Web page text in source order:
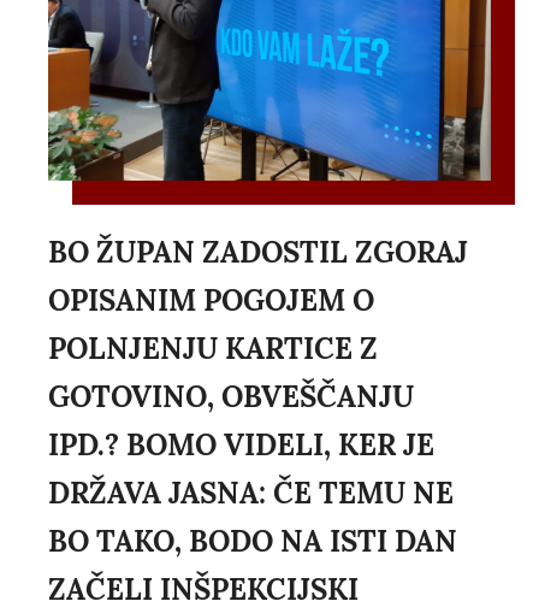
BO ŽUPAN ZADOSTIL ZGORAJ
OPISANIM POGOJEM O
POLNJENJU KARTICE Z
GOTOVINO, OBVEŠČANJU
IPD.? BOMO VIDELI, KER JE
DRŽAVA JASNA: ČE TEMU NE
BO TAKO, BODO NA ISTI DAN
ZAČELI INŠPEKCIJSKI